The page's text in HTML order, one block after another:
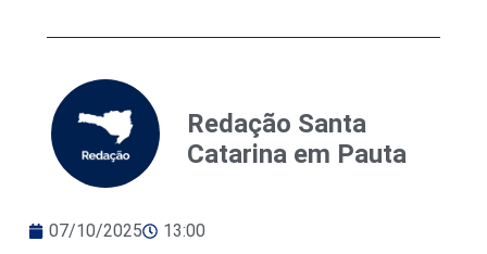
Redação Santa
Catarina em Pauta
07/10/2025 13:00